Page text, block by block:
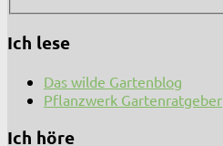
Ich lese
Das wilde Gartenblog
Pflanzwerk Gartenratgeber
Ich höre